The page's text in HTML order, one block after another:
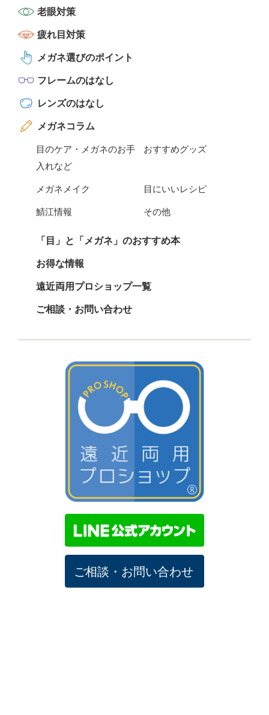
老眼対策
疲れ目対策
メガネ選びのポイント
フレームのはなし
レンズのはなし
メガネコラム
目のケア・メガネのお手
入れなど
おすすめグッズ
メガネメイク 目にいいレシピ
鯖江情報 その他
「目」と「メガネ」のおすすめ本
お得な情報
遠近両用プロショップ一覧
ご相談・お問い合わせ